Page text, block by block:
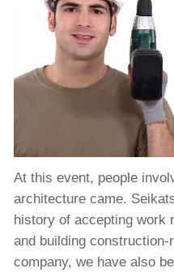
At this event, people
architecture came.
history of accepting work
and building
company, we have also